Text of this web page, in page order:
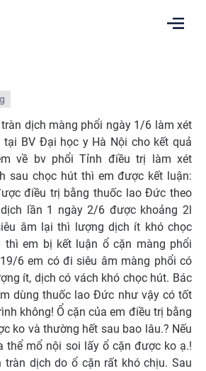
tràn dịch màng phổi ngày 1/6 làm xét
tại BV Đại học y Hà Nội cho kết quả
về bv phổi Tỉnh điều trị làm xét
sau chọc hút thì em được kết luận:
điều trị bằng thuốc lao Đức theo
lần 1 ngày 2/6 được khoảng 2l
âm lại thì lượng dịch ít khó chọc
thì em bị kết luận ổ cặn màng phổi
6 em có đi siêu âm màng phổi có
ít, dịch có vách khó chọc hút. Bác
dùng thuốc lao Đức như vậy có tốt
không! Ổ cặn của em điều trị bằng
ko và thường hết sau bao lâu.? Nếu
thể mổ nội soi lấy ổ cặn được ko ạ.!
tràn dịch do ổ cặn rất khó chịu. Sau